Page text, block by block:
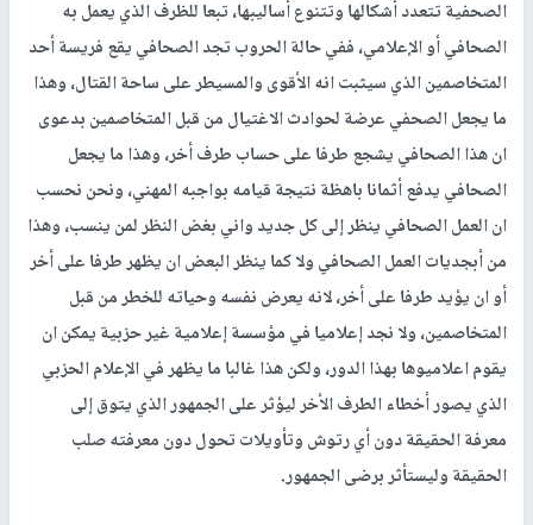
الصحفية تتعدد أشكالها وتتنوع أساليبها، تبعا للظرف الذي يعمل به
الصحافي أو الإعلامي، ففي حالة الحروب تجد الصحافي يقع فريسة أحد
المتخاصمين الذي سيثبت انه الأقوى والمسيطر على ساحة القتال، وهذا
ما يجعل الصحفي عرضة لحوادث الاغتيال من قبل المتخاصمين بدعوى
ان هذا الصحافي يشجع طرفا على حساب طرف أخر، وهذا ما يجعل
الصحافي يدفع أثمانا باهظة نتيجة قيامه بواجبه المهني، ونحن نحسب
ان العمل الصحافي ينظر إلى كل جديد واني بغض النظر لمن ينسب، وهذا
من أبجديات العمل الصحافي ولا كما ينظر البعض ان يظهر طرفا على أخر
أو ان يؤيد طرفا على أخر، لانه يعرض نفسه وحياته للخطر من قبل
المتخاصمين، ولا نجد إعلاميا في مؤسسة إعلامية غير حزبية يمكن ان
يقوم اعلاميوها بهذا الدور، ولكن هذا غالبا ما يظهر في الإعلام الحزبي
الذي يصور أخطاء الطرف الأخر ليؤثر على الجمهور الذي يتوق إلى
معرفة الحقيقة دون أي رتوش وتأويلات تحول دون معرفته صلب
الحقيقة وليستأثر برضى الجمهور.